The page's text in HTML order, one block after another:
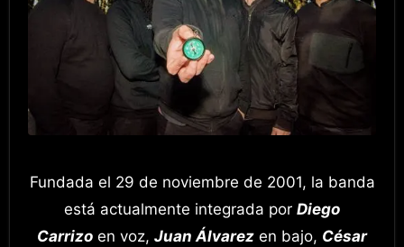
Fundada el 29 de noviembre de 2001, la banda
está actualmente integrada por Diego
Carrizo en voz, Juan Álvarez en bajo, César